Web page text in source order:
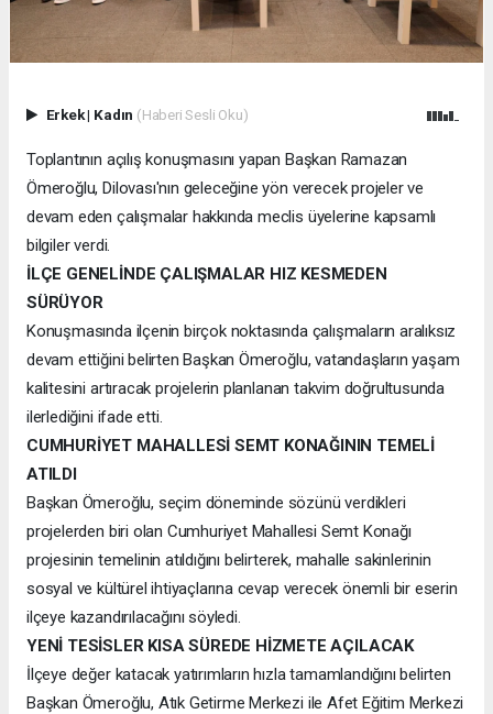
Erkek| Kadın (Haberi Sesli Oku)
Toplantının açılış konuşmasını yapan Başkan Ramazan
Ömeroğlu, Dilovası'nın geleceğine yön verecek projeler ve
devam eden çalışmalar hakkında meclis üyelerine kapsamlı
bilgiler verdi.
İLÇE GENELİNDE ÇALIŞMALAR HIZ KESMEDEN
SÜRÜYOR
Konuşmasında ilçenin birçok noktasında çalışmaların aralıksız
devam ettiğini belirten Başkan Ömeroğlu, vatandaşların yaşam
kalitesini artıracak projelerin planlanan takvim doğrultusunda
ilerlediğini ifade etti.
CUMHURİYET MAHALLESİ SEMT KONAĞININ TEMELİ
ATILDI
Başkan Ömeroğlu, seçim döneminde sözünü verdikleri
projelerden biri olan Cumhuriyet Mahallesi Semt Konağı
projesinin temelinin atıldığını belirterek, mahalle sakinlerinin
sosyal ve kültürel ihtiyaçlarına cevap verecek önemli bir eserin
ilçeye kazandırılacağını söyledi.
YENİ TESİSLER KISA SÜREDE HİZMETE AÇILACAK
İlçeye değer katacak yatırımların hızla tamamlandığını belirten
Başkan Ömeroğlu, Atık Getirme Merkezi ile Afet Eğitim Merkezi